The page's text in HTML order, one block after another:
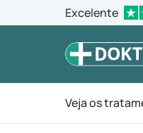
Excelente
Veja os